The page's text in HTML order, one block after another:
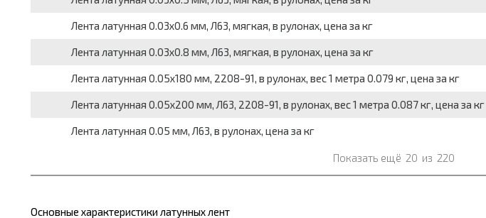
Лента латунная 0.03x0.6 мм, Л63, мягкая, в рулонах, цена за кг
Лента латунная 0.03x0.8 мм, Л63, мягкая, в рулонах, цена за кг
Лента латунная 0.05x180 мм, 2208-91, в рулонах, вес 1 метра 0.079 кг, цена за кг
Лента латунная 0.05x200 мм, Л63, 2208-91, в рулонах, вес 1 метра 0.087 кг, цена за кг
Лента латунная 0.05 мм, Л63, в рулонах, цена за кг
Показать ещё 20 из 220
Основные характеристики латунных лент